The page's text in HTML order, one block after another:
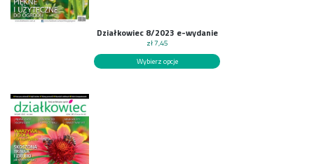
Działkowiec 8/2023 e-wydanie
zł7,45
Wybierz opcje